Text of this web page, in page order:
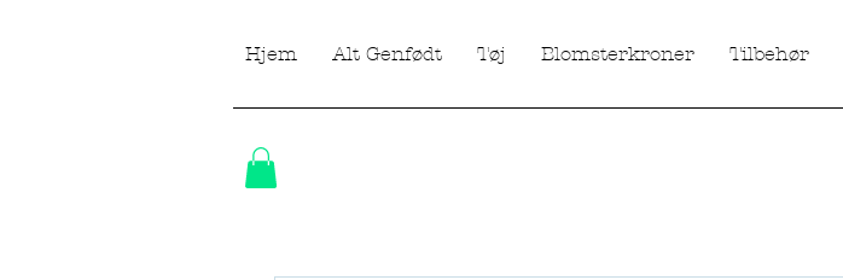
Hjem Alt Genfødt Tøj Blomsterkroner Tilbehør